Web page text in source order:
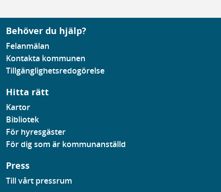
Behöver du hjälp?
Felanmälan
Kontakta kommunen
Tillgänglighetsredogörelse
Hitta rätt
Kartor
Bibliotek
För hyresgäster
För dig som är kommunanställd
Press
Till vårt pressrum